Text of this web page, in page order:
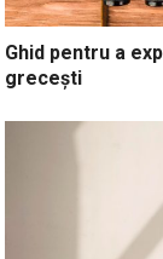
Ghid pentru a
grecești